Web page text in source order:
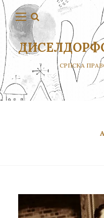
СРПСКА